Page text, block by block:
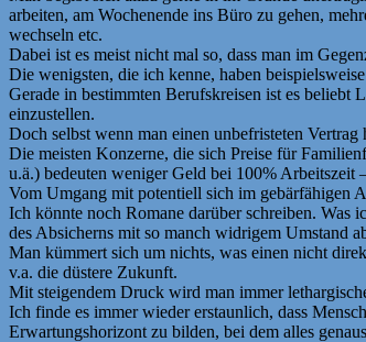
arbeiten, am Wochenende ins Büro zu gehen,
wechseln etc.
Dabei ist es meist nicht mal so, dass man im
Die wenigsten, die ich kenne, haben
Gerade in bestimmten Berufskreisen ist es beliebt
einzustellen.
Doch selbst wenn man einen unbefristeten
Die meisten Konzerne, die sich Preise für
u.ä.) bedeuten weniger Geld bei 100% Arbeitszeit
Vom Umgang mit potentiell sich im gebärfähigen
Ich könnte noch Romane darüber schreiben. Was
des Absicherns mit so manch widrigem Umstand
Man kümmert sich um nichts, was einen nicht
v.a. die düstere Zukunft.
Mit steigendem Druck wird man immer
Ich finde es immer wieder erstaunlich, dass
Erwartungshorizont zu bilden, bei dem alles